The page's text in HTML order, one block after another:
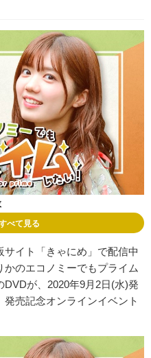
べて見る
イト「きゃにめ」で配信中
のエコノミーでもプライム
が、2020年9月2日(水)発
売記念オンラインイベント